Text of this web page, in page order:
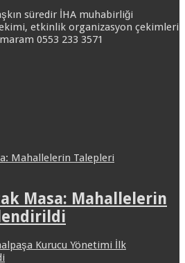
süredir İHA muhabirliği
etkinlik organizasyon çekimleri
0553 233 3571
Masa: Mahallelerin